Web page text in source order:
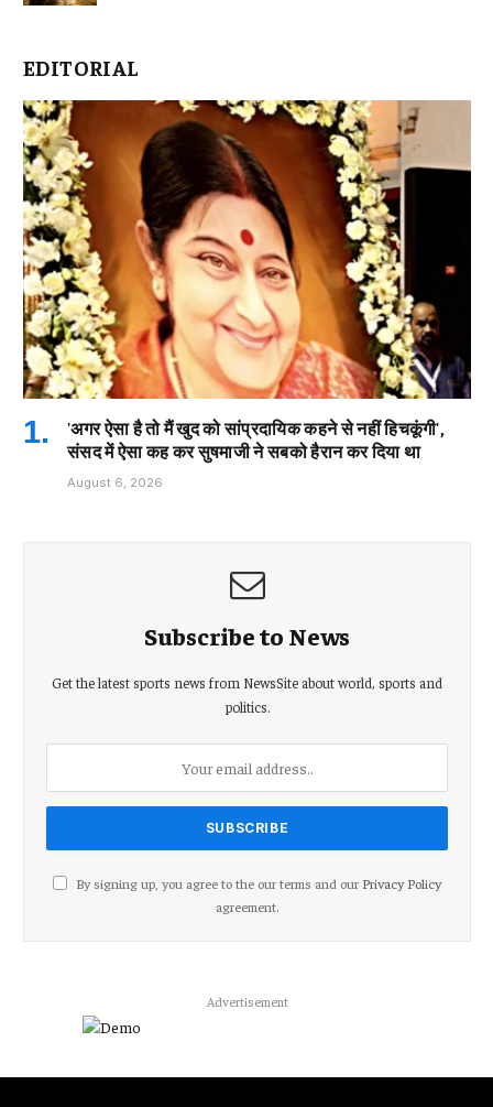
EDITORIAL
'अगर ऐसा है तो मैं खुद को सांप्रदायिक कहने से नहीं हिचकूंगी',
संसद में ऐसा कह कर सुषमाजी ने सबको हैरान कर दिया था
August 6, 2026
Subscribe to News
Get the latest sports news from NewsSite about world, sports and
politics.
By signing up, you agree to the our terms and our Privacy Policy
agreement.
Advertisement